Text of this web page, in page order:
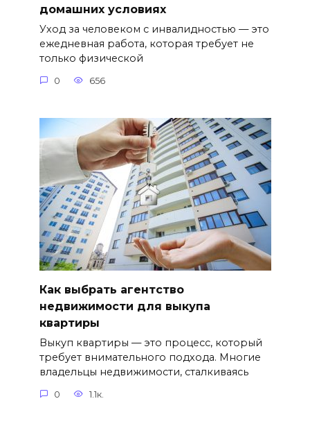
домашних условиях
Уход за человеком с инвалидностью — это
ежедневная работа, которая требует не
только физической
0 656
Как выбрать агентство
недвижимости для выкупа
квартиры
Выкуп квартиры — это процесс, который
требует внимательного подхода. Многие
владельцы недвижимости, сталкиваясь
0 1.1к.